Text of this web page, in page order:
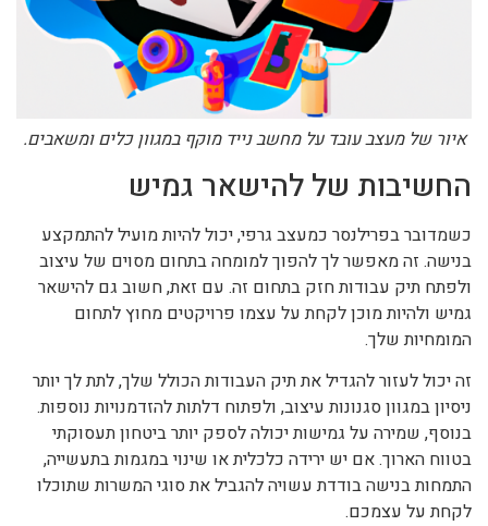
איור של מעצב עובד על מחשב נייד מוקף במגוון כלים ומשאבים.
החשיבות של להישאר גמיש
כשמדובר בפרילנסר כמעצב גרפי, יכול להיות מועיל להתמקצע
בנישה. זה מאפשר לך להפוך למומחה בתחום מסוים של עיצוב
ולפתח תיק עבודות חזק בתחום זה. עם זאת, חשוב גם להישאר
גמיש ולהיות מוכן לקחת על עצמו פרויקטים מחוץ לתחום
המומחיות שלך.
זה יכול לעזור להגדיל את תיק העבודות הכולל שלך, לתת לך יותר
ניסיון במגוון סגנונות עיצוב, ולפתוח דלתות להזדמנויות נוספות.
בנוסף, שמירה על גמישות יכולה לספק יותר ביטחון תעסוקתי
בטווח הארוך. אם יש ירידה כלכלית או שינוי במגמות בתעשייה,
התמחות בנישה בודדת עשויה להגביל את סוגי המשרות שתוכלו
לקחת על עצמכם.